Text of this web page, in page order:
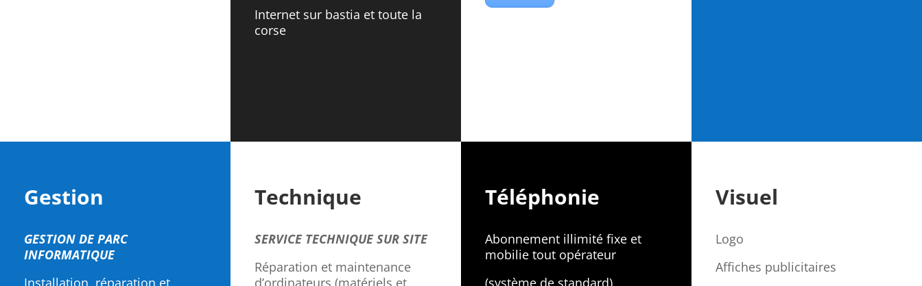
Internet sur bastia et toute la
corse
Gestion
GESTION DE PARC
INFORMATIQUE
Installation, réparation et
Technique
SERVICE TECHNIQUE SUR SITE
Réparation et maintenance
d’ordinateurs (matériels et
Téléphonie
Abonnement illimité fixe et
mobilie tout opérateur
(système de standard)
Visuel
Logo
Affiches publicitaires